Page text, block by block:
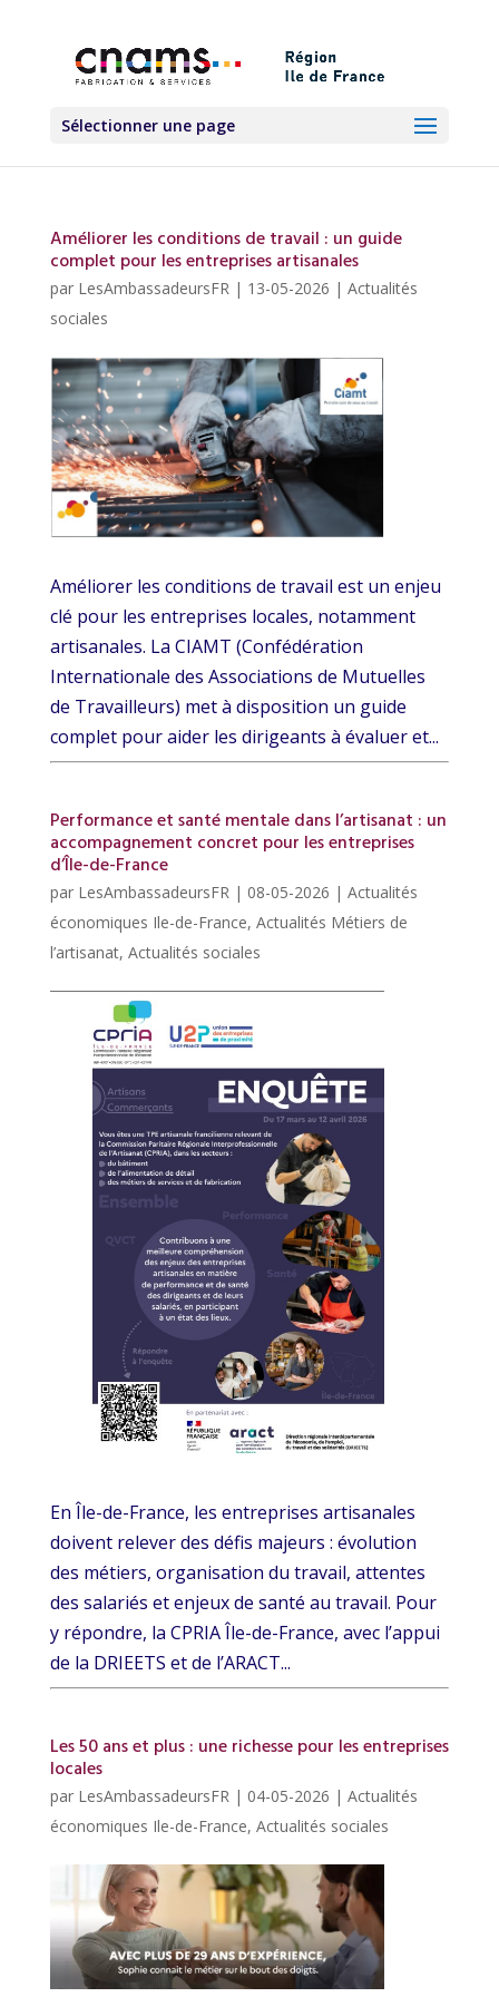
Sélectionner une page
Améliorer les conditions de travail : un guide
complet pour les entreprises artisanales
par LesAmbassadeursFR| 13-05-2026 | Actualités
sociales
Améliorer les conditions de travail est un enjeu
clé pour les entreprises locales, notamment
artisanales. La CIAMT (Confédération
Internationale des Associations de Mutuelles
de Travailleurs) met à disposition un guide
complet pour aider les dirigeants à évaluer et...
Performance et santé mentale dans l’artisanat : un
accompagnement concret pour les entreprises
d’Île-de-France
par LesAmbassadeursFR | 08-05-2026 | Actualités
économiques Ile-de-France, Actualités Métiers de
l’artisanat, Actualités sociales
En Île-de-France, les entreprises artisanales
doivent relever des défis majeurs : évolution
des métiers, organisation du travail, attentes
des salariés et enjeux de santé au travail. Pour
y répondre, la CPRIA Île-de-France, avec l’appui
de la DRIEETS et de l’ARACT...
Les 50 ans et plus : une richesse pour les entreprises
locales
par LesAmbassadeursFR | 04-05-2026 | Actualités
économiques Ile-de-France, Actualités sociales